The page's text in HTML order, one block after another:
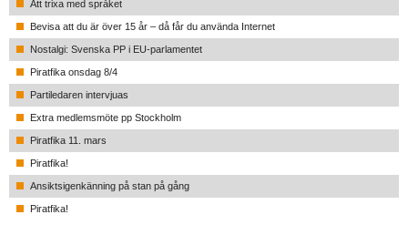
Att trixa med språket
Bevisa att du är över 15 år – då får du använda Internet
Nostalgi: Svenska PP i EU-parlamentet
Piratfika onsdag 8/4
Partiledaren intervjuas
Extra medlemsmöte pp Stockholm
Piratfika 11. mars
Piratfika!
Ansiktsigenkänning på stan på gång
Piratfika!